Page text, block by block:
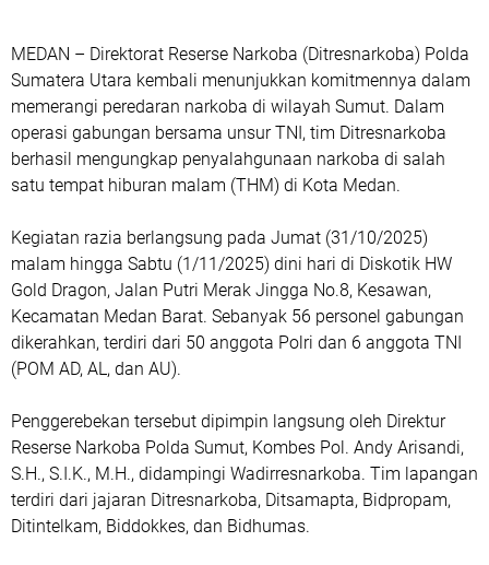
MEDAN – Direktorat Reserse Narkoba (Ditresnarkoba) Polda
Sumatera Utara kembali menunjukkan komitmennya dalam
memerangi peredaran narkoba di wilayah Sumut. Dalam
operasi gabungan bersama unsur TNI, tim Ditresnarkoba
berhasil mengungkap penyalahgunaan narkoba di salah
satu tempat hiburan malam (THM) di Kota Medan.
Kegiatan razia berlangsung pada Jumat (31/10/2025)
malam hingga Sabtu (1/11/2025) dini hari di Diskotik HW
Gold Dragon, Jalan Putri Merak Jingga No.8, Kesawan,
Kecamatan Medan Barat. Sebanyak 56 personel gabungan
dikerahkan, terdiri dari 50 anggota Polri dan 6 anggota TNI
(POM AD, AL, dan AU).
Penggerebekan tersebut dipimpin langsung oleh Direktur
Reserse Narkoba Polda Sumut, Kombes Pol. Andy Arisandi,
S.H., S.I.K., M.H., didampingi Wadirresnarkoba. Tim lapangan
terdiri dari jajaran Ditresnarkoba, Ditsamapta, Bidpropam,
Ditintelkam, Biddokkes, dan Bidhumas.